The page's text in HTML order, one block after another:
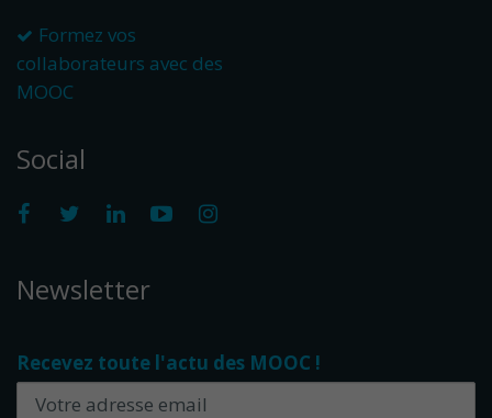
Formez vos
collaborateurs avec des
MOOC
Social
Newsletter
Recevez toute l'actu des MOOC !